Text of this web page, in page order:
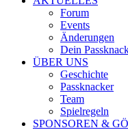
Forum
Events
Änderungen
Dein
ÜBER UNS
Geschichte
Passknacker
Team
Spielregeln
SPONSOREN &